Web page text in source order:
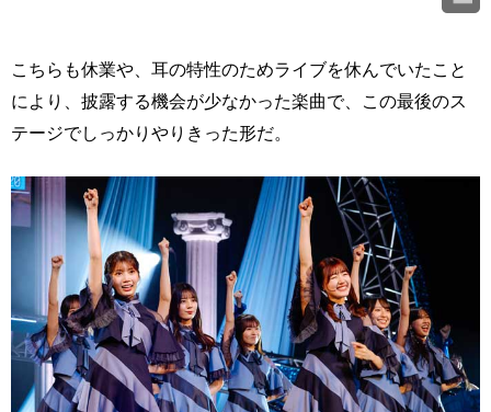
こちらも休業や、耳の特性のためライブを休んでいたこと
により、披露する機会が少なかった楽曲で、この最後のス
テージでしっかりやりきった形だ。